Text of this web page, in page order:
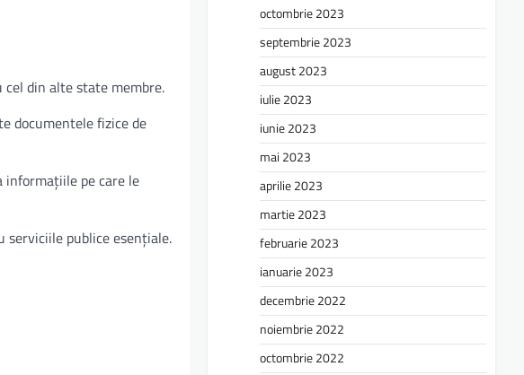
din alte state membre.
documentele fizice de
pe care le
serviciile publice esențiale.
octombrie 2023
septembrie 2023
august 2023
iulie 2023
iunie 2023
mai 2023
aprilie 2023
martie 2023
februarie 2023
ianuarie 2023
decembrie 2022
noiembrie 2022
octombrie 2022